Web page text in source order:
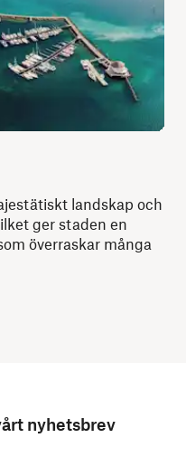
landskap och
ger staden en
överraskar många
nyhetsbrev